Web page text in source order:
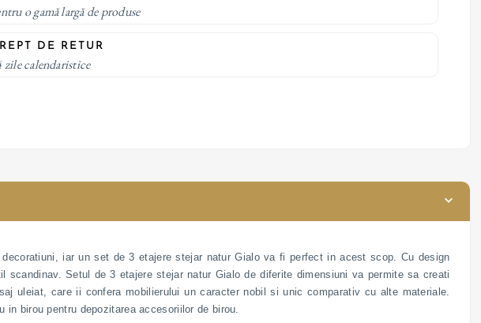
o gamă largă de produse
DE RETUR
zile calendaristice
iar un set de 3 etajere stejar natur Gialo va fi perfect in acest scop. Cu design
Setul de 3 etajere stejar natur Gialo de diferite dimensiuni va permite sa creati
uleiat, care ii confera mobilierului un caracter nobil si unic comparativ cu alte materiale.
birou pentru depozitarea accesoriilor de birou.